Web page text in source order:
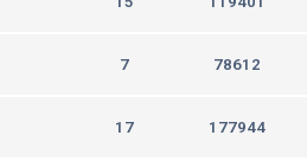
7 78612
17 177944